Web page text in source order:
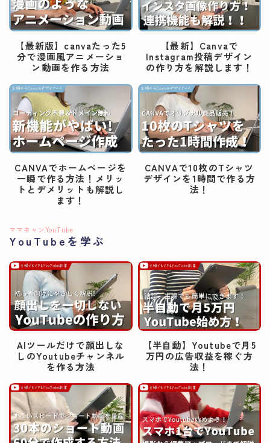
【最新版】canvaたった5
分で漫画風アニメーショ
ン動画を作る方法
【最新】Canvaで
Instagram投稿デザイン
の作り方を解説します！
CANVAでホームページを
一瞬で作る方法！メリッ
トとデメリットも解説し
ます！
CANVAで10枚のTシャツ
デザインを1時間で作る方
法！
ママキャンYouTube
YouTubeを学ぶ
AIツールだけで顔出しな
しのYoutubeチャンネル
を作る方法
【半自動】Youtubeで月5
万円の広告収益を稼ぐ方
法！